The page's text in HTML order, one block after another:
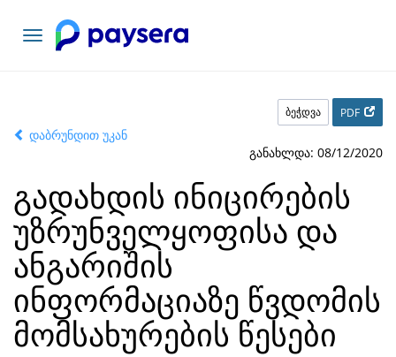
ნავიგაციის
გადართვა
ბეჭდვა PDF
დაბრუნდით უკან
განახლდა: 08/12/2020
გადახდის ინიცირების
უზრუნველყოფისა და
ანგარიშის
ინფორმაციაზე წვდომის
მომსახურების წესები